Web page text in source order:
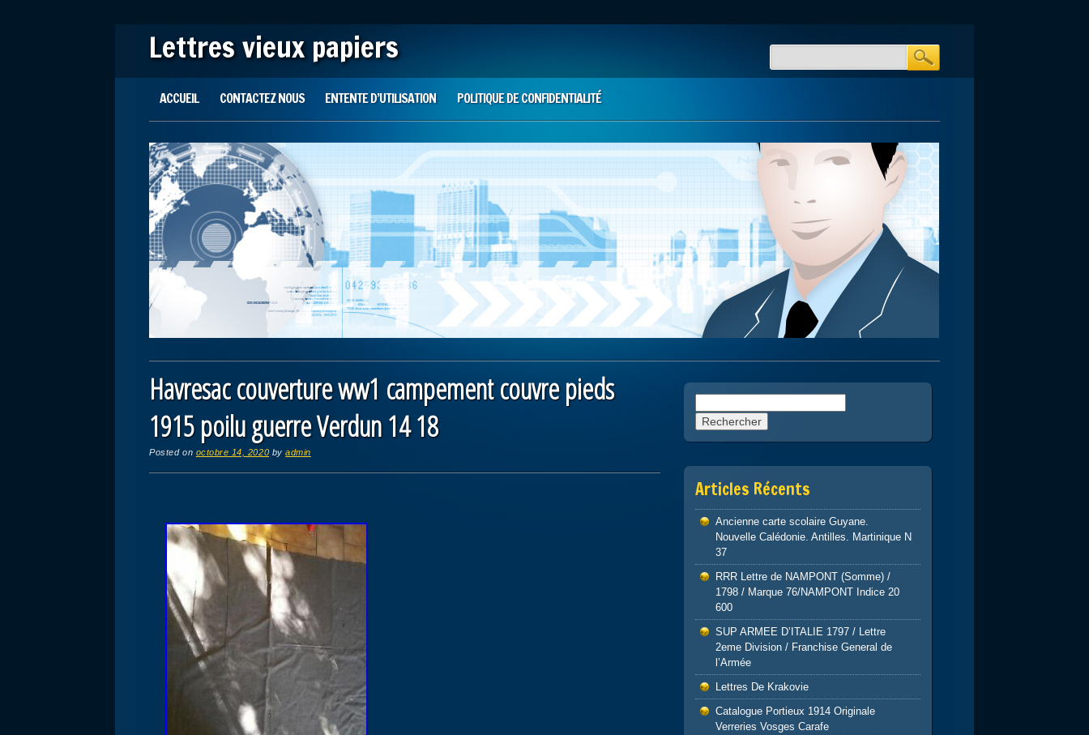
Lettres vieux papiers
Main menu
ACCUEIL CONTACTEZ NOUS ENTENTE D’UTILISATION POLITIQUE DE CONFIDENTIALITÉ
Havresac couverture ww1 campement couvre pieds
1915 poilu guerre Verdun 14 18
Posted on octobre 14, 2020 byadmin
Articles Récents
Ancienne carte scolaire Guyane.
Nouvelle Calédonie. Antilles. Martinique N
37
RRR Lettre de NAMPONT (Somme) /
1798 / Marque 76/NAMPONT Indice 20
600
SUP ARMEE D’ITALIE 1797 / Lettre
2eme Division / Franchise General de
l’Armée
Lettres De Krakovie
Catalogue Portieux 1914 Originale
Verreries Vosges Carafe